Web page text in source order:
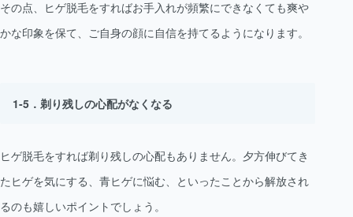
その点、ヒゲ脱毛をすればお手入れが頻繁にできなくても爽や
かな印象を保て、ご自身の顔に自信を持てるようになります。
剃り残しの心配がなくなる
ヒゲ脱毛をすれば剃り残しの心配もありません。夕方伸びてき
たヒゲを気にする、青ヒゲに悩む、といったことから解放され
るのも嬉しいポイントでしょう。